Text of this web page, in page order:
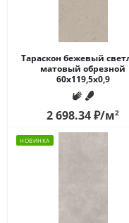
Тараскон бежевый
матовый обрезной
60x119,5x0,9
2 698.34₽/м2
НОВИНКА